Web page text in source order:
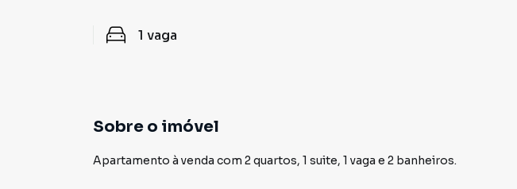
1 vaga
Sobre o imóvel
Apartamento à venda com 2 quartos, 1 suite, 1 vaga e 2 banheiros.